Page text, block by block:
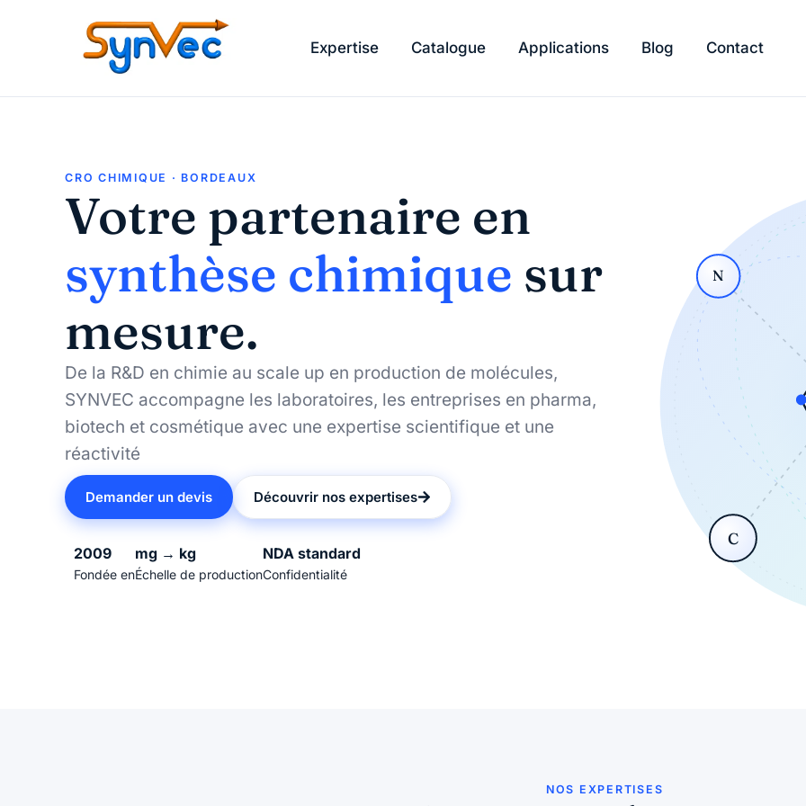
Expertise Catalogue Applications Blog Contact
CRO CHIMIQUE · BORDEAUX
Votre partenaire en
synthèse chimique sur
mesure.
De la R&D en chimie au scale up en production de molécules,
SYNVEC accompagne les laboratoires, les entreprises en pharma,
biotech et cosmétique avec une expertise scientifique et une
réactivité
Demander un devis Découvrir nos expertises
2009
Fondée en
mg → kg
Échelle de production
NDA standard
Confidentialité
N
C
NOS EXPERTISES